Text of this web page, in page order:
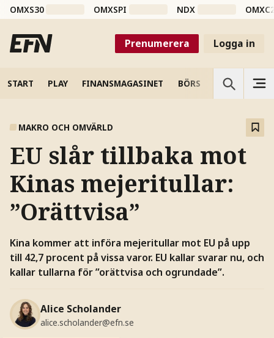
OMXS30 OMXSPI NDX
Prenumerera Logga in
START PLAY FINANSMAGASINET BÖRS VETENSKAP
MAKRO OCH OMVÄRLD
EU slår tillbaka mot
Kinas mejeritullar:
”Orättvisa”
Kina kommer att införa mejeritullar mot EU på upp
till 42,7 procent på vissa varor. EU kallar svarar nu, och
kallar tullarna för ”orättvisa och ogrundade”.
Alice Scholander
alice.scholander@efn.se